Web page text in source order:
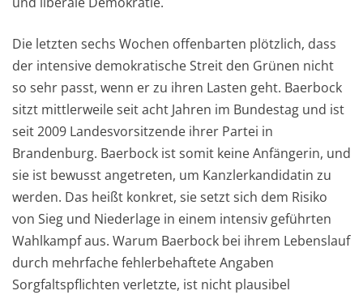
Die letzten sechs Wochen offenbarten plötzlich, dass
der intensive demokratische Streit den Grünen nicht
so sehr passt, wenn er zu ihren Lasten geht. Baerbock
sitzt mittlerweile seit acht Jahren im Bundestag und ist
seit 2009 Landesvorsitzende ihrer Partei in
Brandenburg. Baerbock ist somit keine Anfängerin, und
sie ist bewusst angetreten, um Kanzlerkandidatin zu
werden. Das heißt konkret, sie setzt sich dem Risiko
von Sieg und Niederlage in einem intensiv geführten
Wahlkampf aus. Warum Baerbock bei ihrem Lebenslauf
durch mehrfache fehlerbehaftete Angaben
Sorgfaltspflichten verletzte, ist nicht plausibel